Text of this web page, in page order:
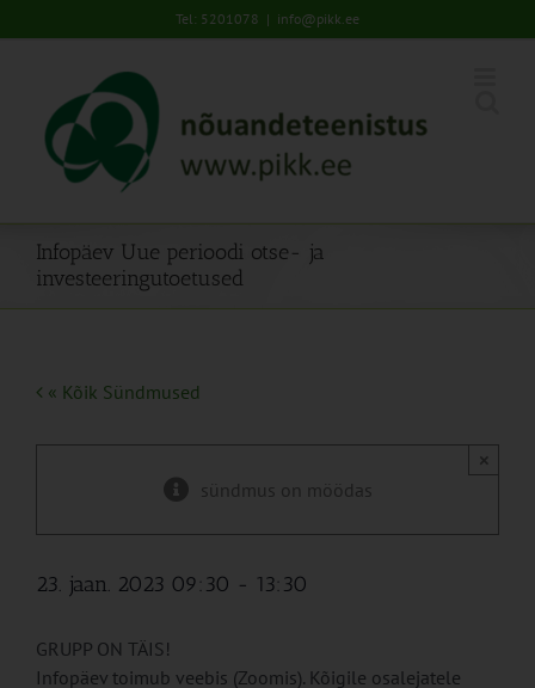
to
Tel: 5201078 | info@pikk.ee
Infopäev Uue perioodi otse- ja
investeeringutoetused
« Kõik Sündmused
sündmus on möödas
×
23. jaan. 2023 09:30 - 13:30
GRUPP ON TÄIS!
Infopäev toimub veebis (Zoomis). Kõigile osalejatele